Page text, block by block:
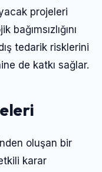
projeleri
tedarik risklerini
de katkı sağlar.
oluşan bir
karar